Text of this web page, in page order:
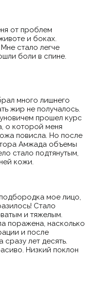
от проблем
и боках.
стало легче
боли в спине.
много лишнего
жир не получалось.
прошел курс
о которой меня
повисла. Но после
Амжада объемы
стало подтянутым,
кожи.
мое лицо,
Стало
и тяжелым.
поражена, насколько
и после
сразу лет десять.
Низкий поклон